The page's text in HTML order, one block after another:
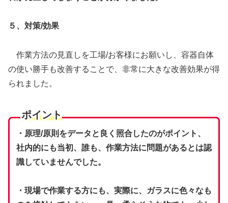
５、対策/効果
作業方法の見直しを工場/お客様にお願いし、容器自体
の使い勝手も改善することで、非常に大きな改善効果が得
られました。
ポイント
・原理/原則をデータと良く照合したのがポイント、
社内的にも当初、誰も、作業方法に問題があるとは認
識していませんでした。
・現場で作業する方にも、実際に、ガラスに色々なも